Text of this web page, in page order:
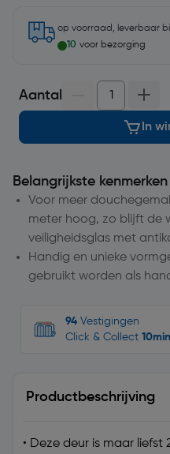
op voorraad, leverbaar
10 voor bezorging
Aantal
In
Belangrijkste
Voor meer
meter hoog, zo blijft de
veiligheidsglas met
Handig en unieke
gebruikt worden als
94 Vestigingen
Click & Collect 10min
Productbeschrijving
• Deze deur is maar